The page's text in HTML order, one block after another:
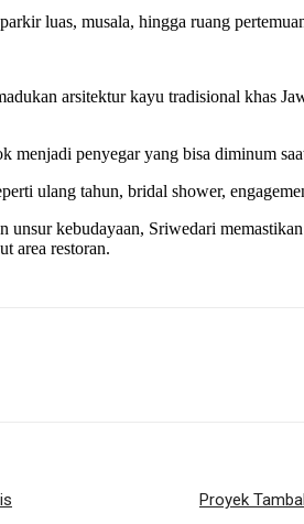
luas, musala, hingga ruang
arsitektur kayu tradisional khas
penyegar yang bisa diminum
ulang tahun, bridal shower,
kebudayaan, Sriwedari
area restoran.
Proyek